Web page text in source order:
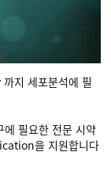
지 세포분석에 필
필요한 전문 시약
을 지원합니다